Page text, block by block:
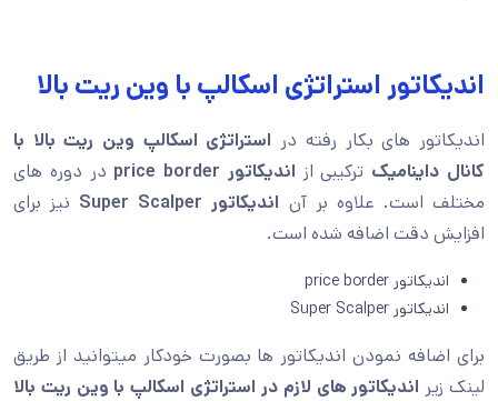
اندیکاتور استراتژی اسکالپ با وین ریت بالا
اندیکاتور های بکار رفته در استراتژی اسکالپ وین ریت بالا با
کانال داینامیک ترکیبی از اندیکاتور price border
در دوره های
مختلف است. علاوه بر آن اندیکاتور Super Scalper
نیز برای
افزایش دقت اضافه شده است.
اندیکاتور price border
اندیکاتور Super Scalper
برای اضافه نمودن اندیکاتور ها بصورت خودکار میتوانید از طریق
لینک زیر اندیکاتور های لازم در استراتژی اسکالپ با وین ریت بالا